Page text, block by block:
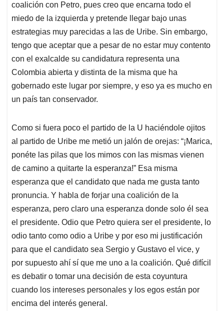
coalición con Petro, pues creo que encarna todo el
miedo de la izquierda y pretende llegar bajo unas
estrategias muy parecidas a las de Uribe. Sin embargo,
tengo que aceptar que a pesar de no estar muy contento
con el exalcalde su candidatura representa una
Colombia abierta y distinta de la misma que ha
gobernado este lugar por siempre, y eso ya es mucho en
un país tan conservador.
Como si fuera poco el partido de la U haciéndole ojitos
al partido de Uribe me metió un jalón de orejas: “¡Marica,
ponéte las pilas que los mimos con las mismas vienen
de camino a quitarte la esperanza!” Esa misma
esperanza que el candidato que nada me gusta tanto
pronuncia. Y habla de forjar una coalición de la
esperanza, pero claro una esperanza donde solo él sea
el presidente. Odio que Petro quiera ser el presidente, lo
odio tanto como odio a Uribe y por eso mi justificación
para que el candidato sea Sergio y Gustavo el vice, y
por supuesto ahí sí que me uno a la coalición. Qué difícil
es debatir o tomar una decisión de esta coyuntura
cuando los intereses personales y los egos están por
encima del interés general.